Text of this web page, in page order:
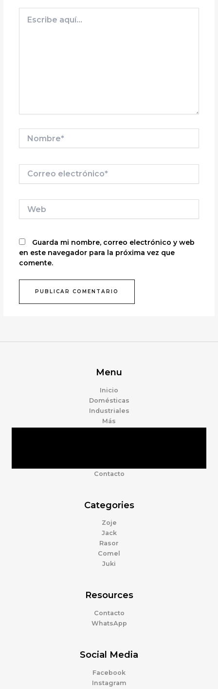
aquí...
Correo
electrónico*
Guarda mi nombre, correo electrónico y web
en este navegador para la próxima vez que
comente.
Menu
Inicio
Domésticas
Industriales
Más
Contacto
Categories
Zoje
Jack
Rasor
Comel
Juki
Resources
Contacto
WhatsApp
Social Media
Facebook
Instagram